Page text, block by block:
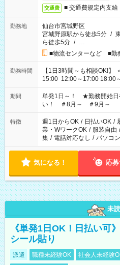
交通費 ■ 交通費規定内支
勤務地
仙台市宮城野区
宮城野原駅から徒歩5分 /
ら徒歩5分 / …
■物流センターなど ■勤
勤務時間
【1日3時間～も相談OK!】 ＜シフト例＞ 9:00～12:00 10:00～
15:00 12:00～17:00 18:00～21:00 など こ
お気軽にご相談ください！
期間
単発1日～！ ★勤務開始日
い！ ＃8月～ ＃9月～
特徴 週1日からOK / 日払いOK /
業・WワークOK / 服装自由 /
集 / 電話対応なし / パソコ
気になる！ 応
未読
《単発1日OK！日払い可
シール貼り
派遣 職種未経験OK 社会人未経験